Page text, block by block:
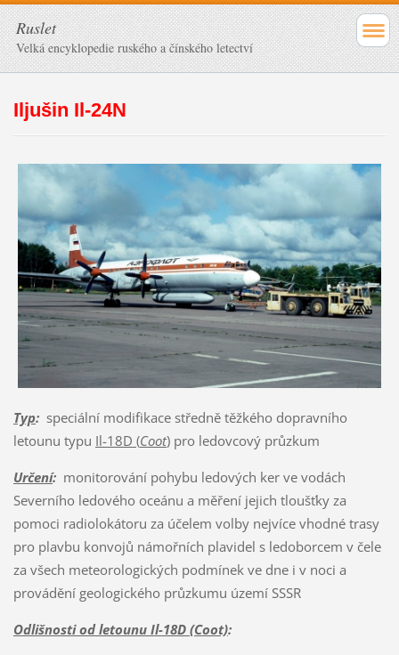
Ruslet
Velká encyklopedie ruského a čínského letectví
Iljušin Il-24N
Typ:speciální modifikace středně těžkého dopravního
letounu typu Il-18D (Coot)pro ledovcový průzkum
Určení:monitorování pohybu ledových ker ve vodách
Severního ledového oceánu a měření jejich tloušťky za
pomoci radiolokátoru za účelem volby nejvíce vhodné trasy
pro plavbu konvojů námořních plavidel s ledoborcem v čele
za všech meteorologických podmínek ve dne i v noci a
provádění geologického průzkumu území SSSR
Odlišnosti od letounu Il-18D (Coot):